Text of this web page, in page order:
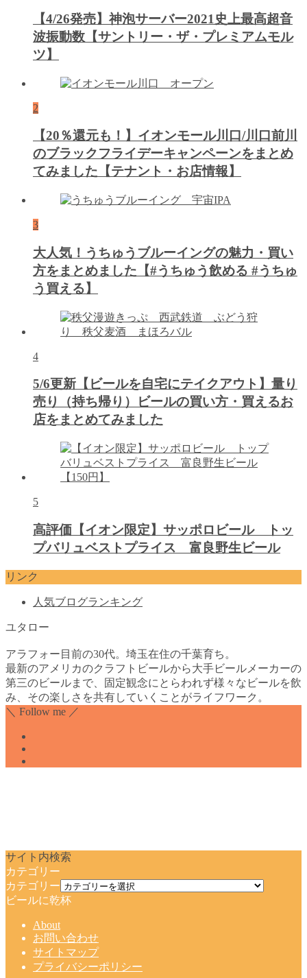
【4/26発売】神泡サーバー2021史上最高超音
波振動数【サントリー・ザ・プレミアムモル
ツ】
2
【20％還元も！】イオンモール川口/川口前川
のブラックフライデーキャンペーンをまとめ
てみました【テナント・お店情報】
3
大人気！うちゅうブルーイングの魅力・買い
方をまとめました【#うちゅう飲める #うちゅ
う買える】
4
5/6更新【ビールを自宅にテイクアウト】量り
売り（持ち帰り）ビールの買い方・買えるお
店をまとめてみました
5
高評価【イオン限定】サッポロビール トッ
プバリュベストプライス 富良野生ビール
リンク
人気ブログランキング
ユタロー
アラフォー目前の30代。埼玉在住の千葉育ち。
最新のアメリカのクラフトビールから大手ビールメーカーの
第三のビールまで、固定観念にとらわれず様々なビールを飲
み、その楽しさを共有していくことがライフワーク。
＼ Follow me ／
サイト内検索
カテゴリー
カテゴリー
ビールに乾杯
About
お問い合わせ
サイトマップ
プライバシーポリシー